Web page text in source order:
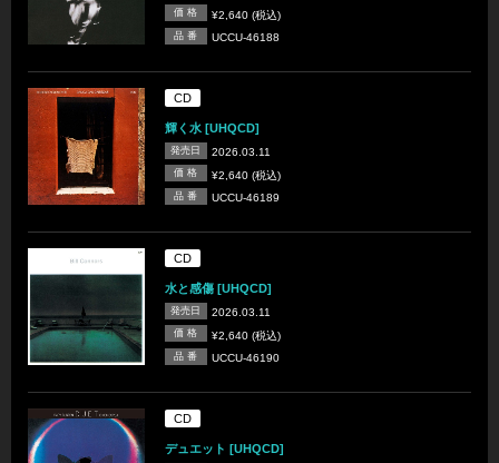
価 格 ¥2,640 (税込)
品 番 UCCU-46188
CD
輝く水 [UHQCD]
発売日 2026.03.11
価 格 ¥2,640 (税込)
品 番 UCCU-46189
CD
水と感傷 [UHQCD]
発売日 2026.03.11
価 格 ¥2,640 (税込)
品 番 UCCU-46190
CD
デュエット [UHQCD]